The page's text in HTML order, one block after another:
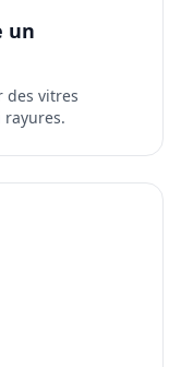
un
des vitres